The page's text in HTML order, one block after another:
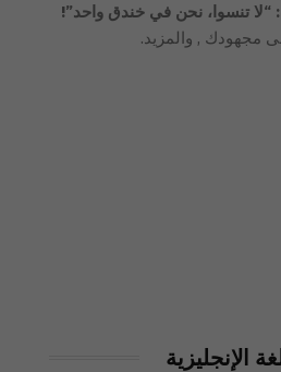
“لا تنسوا، نحن في خندق واحد”!
مجهودك , والمزيد.
الإنجليزية